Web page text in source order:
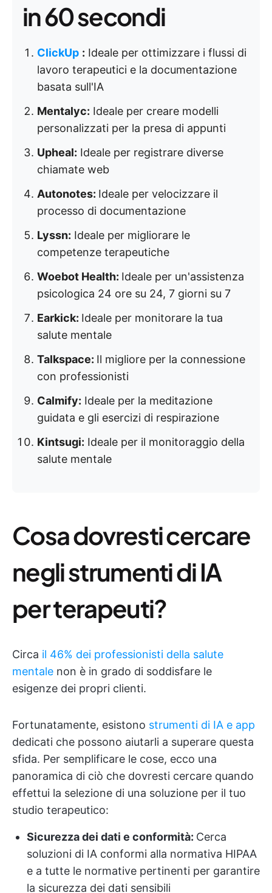
in 60 secondi
ClickUp : Ideale per ottimizzare i flussi di
lavoro terapeutici e la documentazione
basata sull'IA
Mentalyc: Ideale per creare modelli
personalizzati per la presa di appunti
Upheal: Ideale per registrare diverse
chiamate web
Autonotes: Ideale per velocizzare il
processo di documentazione
Lyssn: Ideale per migliorare le
competenze terapeutiche
Woebot Health: Ideale per un'assistenza
psicologica 24 ore su 24, 7 giorni su 7
Earkick: Ideale per monitorare la tua
salute mentale
Talkspace: Il migliore per la connessione
con professionisti
Calmify: Ideale per la meditazione
guidata e gli esercizi di respirazione
Kintsugi: Ideale per il monitoraggio della
salute mentale
Cosa dovresti cercare
negli strumenti di IA
per terapeuti?
Circa il 46% dei professionisti della salute
mentale non è in grado di soddisfare le
esigenze dei propri clienti.
Fortunatamente, esistono strumenti di IA e app
dedicati che possono aiutarli a superare questa
sfida. Per semplificare le cose, ecco una
panoramica di ciò che dovresti cercare quando
effettui la selezione di una soluzione per il tuo
studio terapeutico:
Sicurezza dei dati e conformità: Cerca
soluzioni di IA conformi alla normativa HIPAA
e a tutte le normative pertinenti per garantire
la sicurezza dei dati sensibili